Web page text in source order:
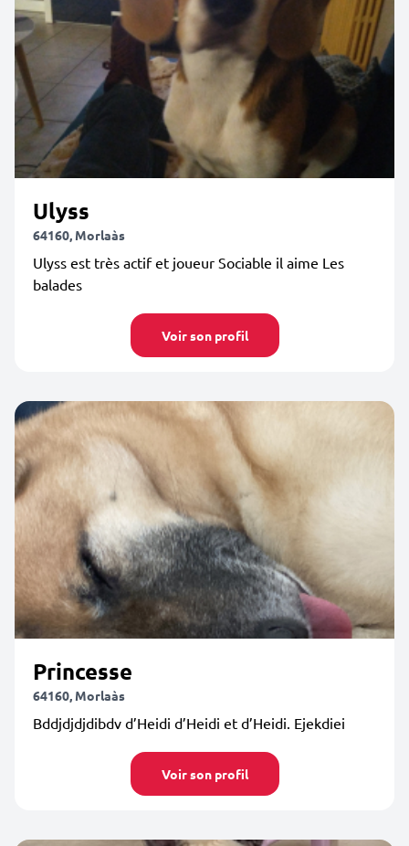
Ulyss
64160, Morlaàs
Ulyss est très actif et joueur Sociable il aime Les
balades
Voir son profil
Princesse
64160, Morlaàs
Bddjdjdjdibdv d’Heidi d’Heidi et d’Heidi. Ejekdiei
Voir son profil